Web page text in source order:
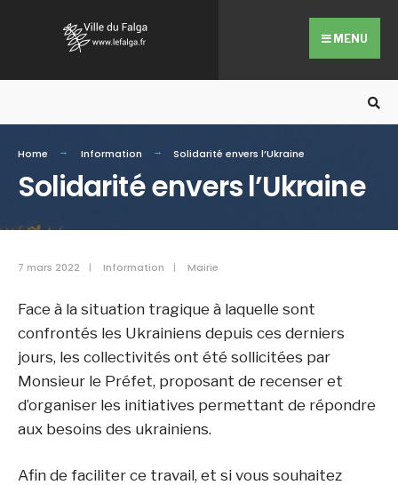
MENU
Home Information Solidarité envers l’Ukraine
Solidarité envers l’Ukraine
7 mars 2022 | Information | Mairie
Face à la situation tragique à laquelle sont
confrontés les Ukrainiens depuis ces derniers
jours, les collectivités ont été sollicitées par
Monsieur le Préfet, proposant de recenser et
d’organiser les initiatives permettant de répondre
aux besoins des ukrainiens.
Afin de faciliter ce travail, et si vous souhaitez